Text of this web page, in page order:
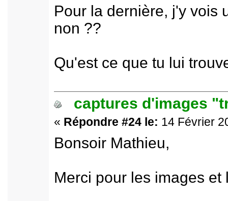
Pour la dernière, j'y vois
non ??
Qu'est ce que tu lui
captures d'images
« Répondre #24 le: 14 Février
Bonsoir Mathieu,
Merci pour les images et